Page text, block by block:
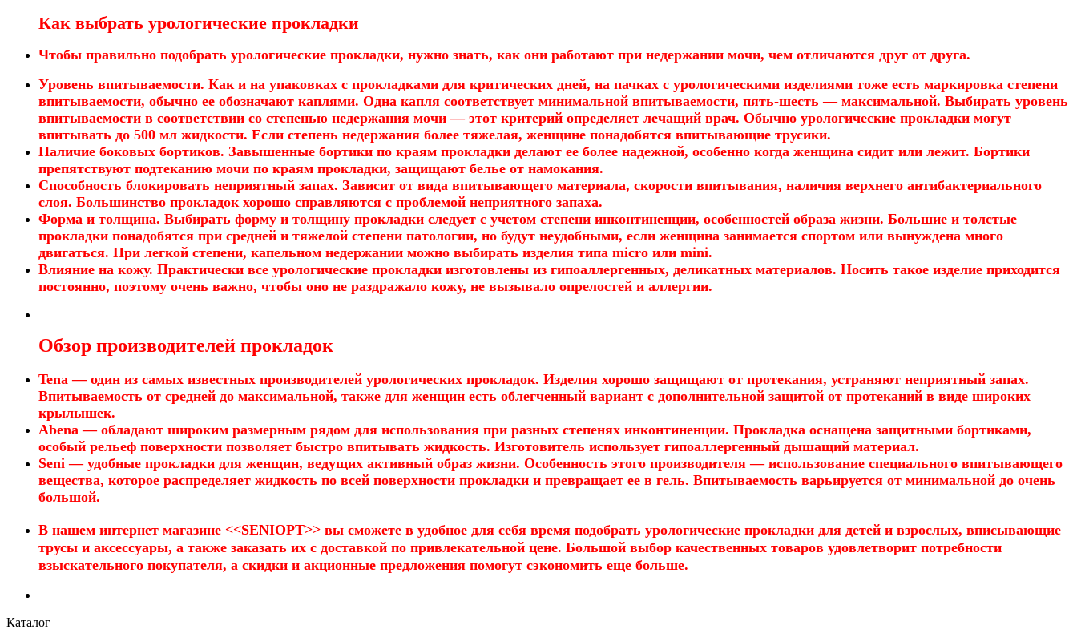
Как выбрать урологические прокладки
Чтобы правильно подобрать урологические прокладки, нужно знать, как они работают при недержании мочи, чем отличаются друг от друга.
Уровень впитываемости. Как и на упаковках с прокладками для критических дней, на пачках с урологическими изделиями тоже есть маркировка степени
впитываемости, обычно ее обозначают каплями. Одна капля соответствует минимальной впитываемости, пять-шесть — максимальной. Выбирать уровень
впитываемости в соответствии со степенью недержания мочи — этот критерий определяет лечащий врач. Обычно урологические прокладки могут
впитывать до 500 мл жидкости. Если степень недержания более тяжелая, женщине понадобятся впитывающие трусики.
Наличие боковых бортиков. Завышенные бортики по краям прокладки делают ее более надежной, особенно когда женщина сидит или лежит. Бортики
препятствуют подтеканию мочи по краям прокладки, защищают белье от намокания.
Способность блокировать неприятный запах. Зависит от вида впитывающего материала, скорости впитывания, наличия верхнего антибактериального
слоя. Большинство прокладок хорошо справляются с проблемой неприятного запаха.
Форма и толщина. Выбирать форму и толщину прокладки следует с учетом степени инконтиненции, особенностей образа жизни. Большие и толстые
прокладки понадобятся при средней и тяжелой степени патологии, но будут неудобными, если женщина занимается спортом или вынуждена много
двигаться. При легкой степени, капельном недержании можно выбирать изделия типа micro или mini.
Влияние на кожу. Практически все урологические прокладки изготовлены из гипоаллергенных, деликатных материалов. Носить такое изделие приходится
постоянно, поэтому очень важно, чтобы оно не раздражало кожу, не вызывало опрелостей и аллергии.
Обзор производителей прокладок
Tena — один из самых известных производителей урологических прокладок. Изделия хорошо защищают от протекания, устраняют неприятный запах.
Впитываемость от средней до максимальной, также для женщин есть облегченный вариант с дополнительной защитой от протеканий в виде широких
крылышек.
Abena — обладают широким размерным рядом для использования при разных степенях инконтиненции. Прокладка оснащена защитными бортиками,
особый рельеф поверхности позволяет быстро впитывать жидкость. Изготовитель использует гипоаллергенный дышащий материал.
Seni — удобные прокладки для женщин, ведущих активный образ жизни. Особенность этого производителя — использование специального впитывающего
вещества, которое распределяет жидкость по всей поверхности прокладки и превращает ее в гель. Впитываемость варьируется от минимальной до очень
большой.
В нашем интернет магазине <<SENIOPT>> вы сможете в удобное для себя время подобрать урологические прокладки для детей и взрослых, вписывающие
трусы и аксессуары, а также заказать их с доставкой по привлекательной цене. Большой выбор качественных товаров удовлетворит потребности
взыскательного покупателя, а скидки и акционные предложения помогут сэкономить еще больше.
Каталог